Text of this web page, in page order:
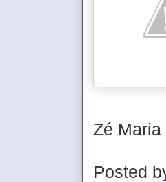
Zé Maria
Posted